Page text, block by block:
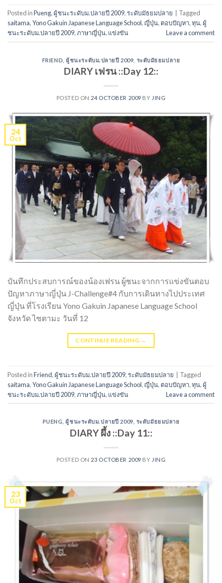
Posted inPueng,ผู้ชนะระดับม.ปลายปี 2009,ระดับมัธยมปลาย
Tagged
saitama,Yono Gakuin Japanese Language School,ญี่ปุ่น, ตอบปัญหา,ทุน,ผู้
ชนะระดับม.ปลายปี 2009,ภาษาญี่ปุ่น, แข่งขัน Leave a comment
FRIEND ,ผู้ชนะระดับม.ปลายปี 2009 ระดับมัธยมปลาย
DIARY เฟรน ::Day 12::
POSTED ON 24 OCTOBER 2009 BY JING
24
Oct
บันทึกประสบการณ์ของน้องเฟรน ผู้ชนะจากการแข่งขันตอบ
ปัญหาภาษาญี่ปุ่น J-Challenge#4 กับการเดินทางไปประเทศ
ญี่ปุ่น ที่โรงเรียน Yono Gakuin Japanese Language School
จังหวัด ไซตามะ วันที่ 12
CONTINUE READING →
Posted inFriend,ผู้ชนะระดับม.ปลายปี 2009,ระดับมัธยมปลาย
Tagged
saitama,Yono Gakuin Japanese Language School,ญี่ปุ่น, ตอบปัญหา,ทุน,ผู้
ชนะระดับม.ปลายปี 2009,ภาษาญี่ปุ่น, แข่งขัน Leave a comment
PUENG ,ผู้ชนะระดับม.ปลายปี 2009 ระดับมัธยมปลาย
DIARY ผึ้ง ::Day 11::
POSTED ON 23 OCTOBER 2009 BY JING
23
Oct